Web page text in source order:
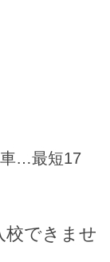
を癒すのに
また、合宿
事は教習所
を楽しめま
室が設置さ
で教習の合
ータースク
んか。
…最短17
校できませ